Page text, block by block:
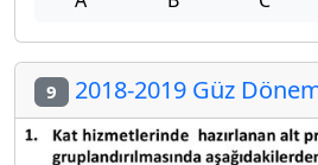
9 2018-2019 Güz